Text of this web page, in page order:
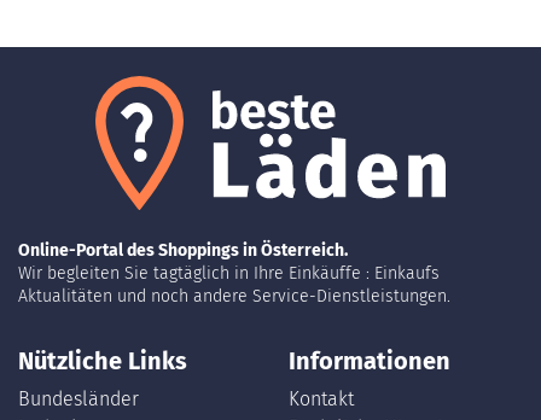
Online-Portal des Shoppings in Österreich.
Wir begleiten Sie tagtäglich in Ihre Einkäuffe : Einkaufs
Aktualitäten und noch andere Service-Dienstleistungen.
Nützliche Links
Bundesländer
Informationen
Kontakt